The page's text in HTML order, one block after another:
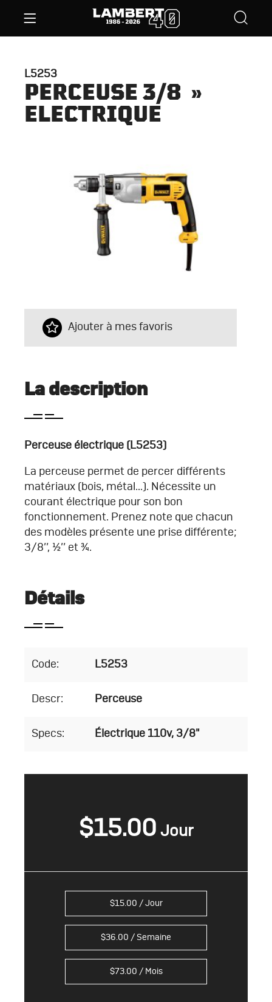
L5253
PERCEUSE 3/8 »
ELECTRIQUE
Ajouter à mes favoris
La description
Perceuse électrique (L5253)
La perceuse permet de percer différents
matériaux (bois, métal…). Nécessite un
courant électrique pour son bon
fonctionnement. Prenez note que chacun
des modèles présente une prise différente;
3/8’’, ½’’ et ¾.
Détails
Code: L5253
Descr: Perceuse
Specs: Électrique 110v, 3/8"
$15.00
$15.00 / Jour
$36.00 / Semaine
$73.00 / Mois